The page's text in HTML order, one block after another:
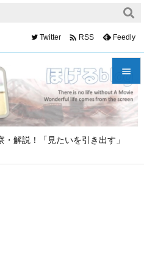
解説！「見たいを引き出す」


メニュ

サイド
Twitter  RSS Feedly